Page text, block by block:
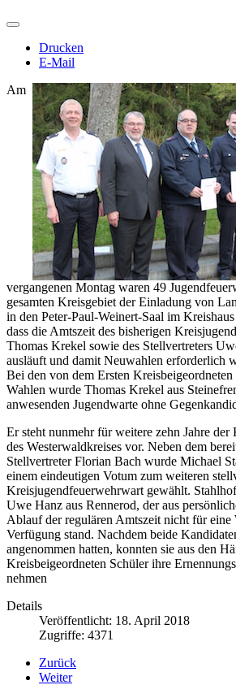
Drucken
E-Mail
Am
vergangenen Montag waren 49
gesamten Kreisgebiet der Einladung von
in den Peter-Paul-Weinert-Saal im
dass die Amtszeit des bisherigen
Thomas Krekel sowie des Stellvertreters
ausläuft und damit Neuwahlen erforderlich
Bei den von dem Ersten
Wahlen wurde Thomas Krekel aus
anwesenden Jugendwarte ohne
Er steht nunmehr für weitere zehn Jahre
des Westerwaldkreises vor. Neben dem
Stellvertreter Florian Bach wurde Michael
einem eindeutigen Votum zum weiteren
Kreisjugendfeuerwehrwart gewählt.
Uwe Hanz aus Rennerod, der aus
Ablauf der regulären Amtszeit nicht für eine
Verfügung stand. Nachdem beide
angenommen hatten, konnten sie aus den
Kreisbeigeordneten Schüler ihre
nehmen
Details
Veröffentlicht: 18. April 2018
Zugriffe: 4371
Zurück
Weiter